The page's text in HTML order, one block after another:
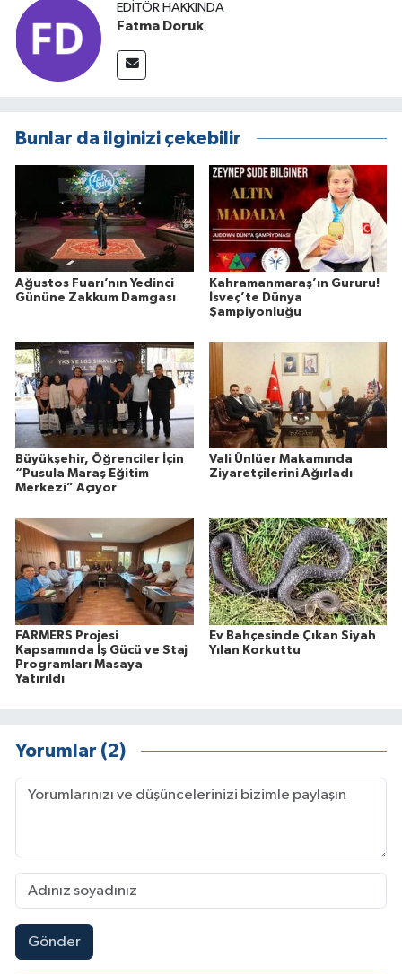
EDITÖR HAKKINDA
Fatma Doruk
Bunlar da ilginizi çekebilir
Ağustos Fuarı’nın Yedinci
Gününe Zakkum Damgası
Kahramanmaraş’ın Gururu!
İsveç’te Dünya
Şampiyonluğu
Büyükşehir, Öğrenciler İçin
“Pusula Maraş Eğitim
Merkezi” Açıyor
Vali Ünlüer Makamında
Ziyaretçilerini Ağırladı
FARMERS Projesi
Kapsamında İş Gücü ve Staj
Programları Masaya
Yatırıldı
Ev Bahçesinde Çıkan Siyah
Yılan Korkuttu
Yorumlar (2)
Gönder